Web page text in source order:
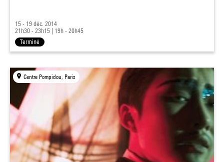
15 - 19 déc. 2014
21h30 - 23h15
19h - 20h45
Terminé
Centre Pompidou, Paris